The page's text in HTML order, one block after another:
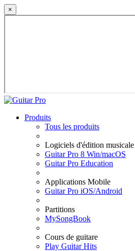
×
Produits
Tous les produits
Logiciels d'édition musicale
Guitar Pro 8 Win/macOS
Guitar Pro Education
Applications Mobile
Guitar Pro iOS/Android
Partitions
MySongBook
Cours de guitare
Play Guitar Hits